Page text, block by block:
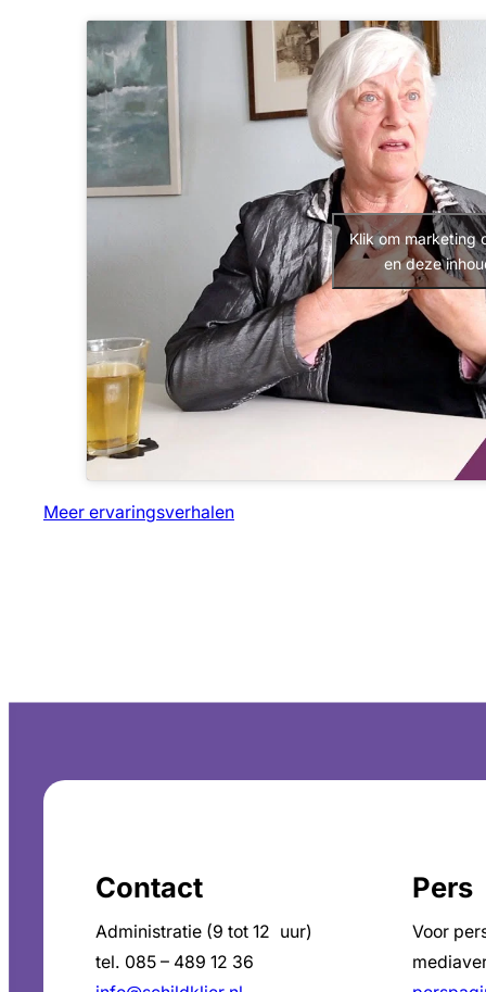
Klik om marketing
en deze
Meer ervaringsverhalen
Contact
Administratie (9 tot 12 uur)
tel. 085 – 489 12 36
Pers
Voor